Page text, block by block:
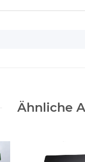
Ähnliche